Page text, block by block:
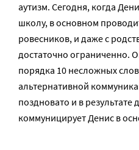
аутизм. Сегодня, когда
школу, в основном
ровесников, и даже с
достаточно ограниченно.
порядка 10 несложных
альтернативной
поздновато и в результате
коммуницирует Денис в